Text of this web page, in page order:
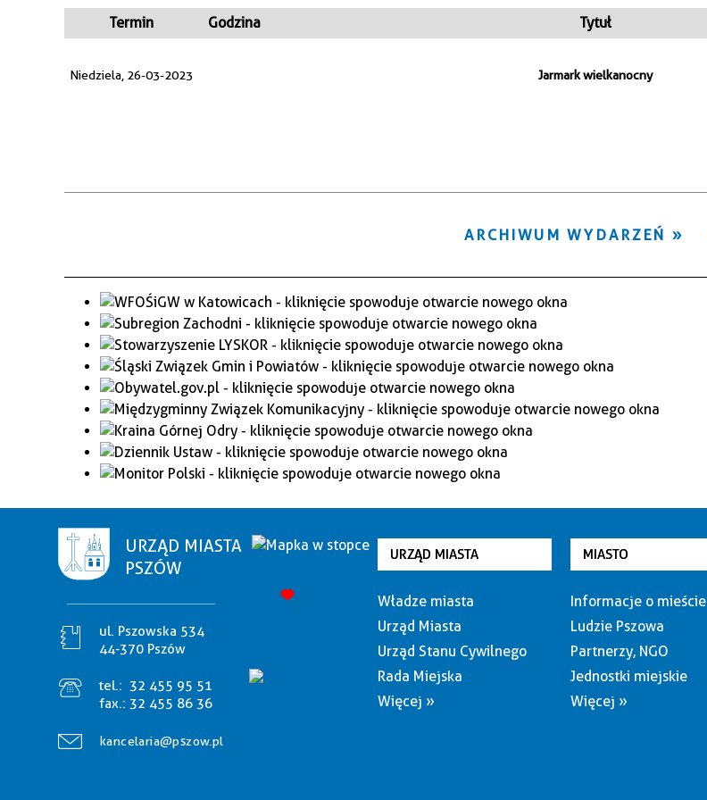
WAŻNE TELEFONY
"PSZOW.PL"
PRZESTRZENNE
ten
Termin Godzina Tytuł
Niedziela, 26-03-2023 Jarmark wielkanocny
ARCHIWUM WYDARZEŃ
URZĄD MIASTA
PSZÓW
ul. Pszowska 534
44-370 Pszów
tel.: 32 455 95 51
fax.: 32 455 86 36
kancelaria@pszow.pl
URZĄD MIASTA
Władze miasta
Urząd Miasta
Urząd Stanu Cywilnego
Rada Miejska
Więcej »
MIASTO
Informacje o mieście
Ludzie Pszowa
Partnerzy, NGO
Jednostki miejskie
Więcej »